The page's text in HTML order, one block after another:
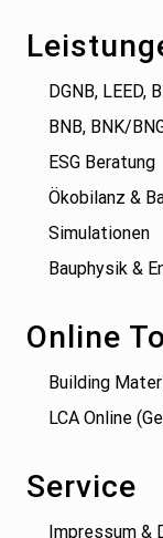
DGNB, LEED,
BNB, BNK/
ESG Beratung
Ökobilanz &
Simulationen
Bauphysik &
Online
Building
LCA Online
Service
Impressum &